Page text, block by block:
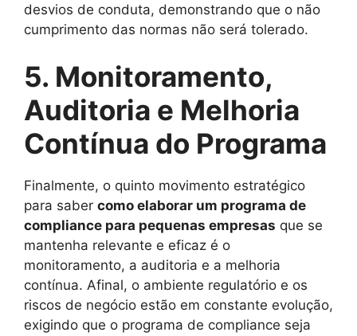
desvios de conduta, demonstrando que o não
cumprimento das normas não será tolerado.
5. Monitoramento,
Auditoria e Melhoria
Contínua do Programa
Finalmente, o quinto movimento estratégico
para saber como elaborar um programa de
compliance para pequenas empresas que se
mantenha relevante e eficaz é o
monitoramento, a auditoria e a melhoria
contínua. Afinal, o ambiente regulatório e os
riscos de negócio estão em constante evolução,
exigindo que o programa de compliance seja